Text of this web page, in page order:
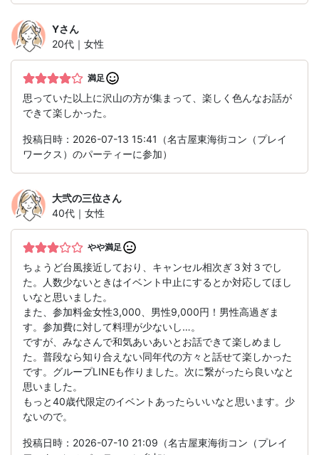
Yさん
20代｜女性
満足
思っていた以上に沢山の方が集まって、楽しく色んなお話が
できて楽しかった。
投稿日時：2026-07-13 15:41（名古屋東海街コン（プレイ
ワークス）のパーティーに参加）
大弐の三位さん
40代｜女性
やや満足
ちょうど台風接近しており、キャンセル相次ぎ３対３でし
た。人数少ないときはイベント中止にするとか対応してほし
いなと思いました。
また、参加料金女性3,000、男性9,000円！男性高過ぎま
す。参加費に対して料理が少ないし…。
ですが、みなさんで和気あいあいとお話できて楽しめまし
た。普段なら知り合えない同年代の方々と話せて楽しかった
です。グループLINEも作りました。次に繋がったら良いなと
思いました。
もっと40歳代限定のイベントあったらいいなと思います。少
ないので。
投稿日時：2026-07-10 21:09（名古屋東海街コン（プレイ